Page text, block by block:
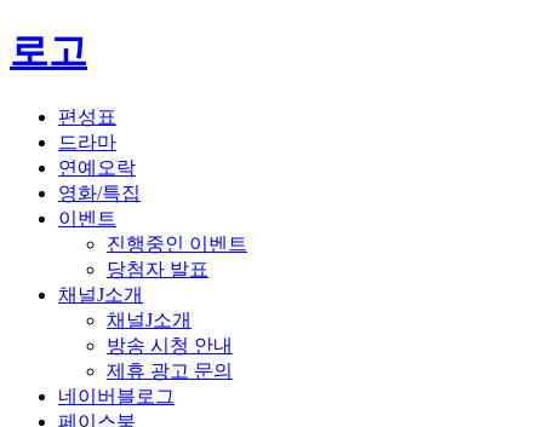
로고
편성표
드라마
연예오락
영화/특집
이벤트
진행중인 이벤트
당첨자 발표
채널J소개
채널J소개
방송 시청 안내
제휴 광고 문의
네이버블로그
페이스북